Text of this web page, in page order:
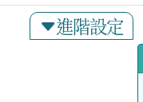
進階設定